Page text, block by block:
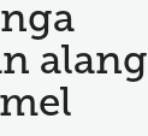
alang